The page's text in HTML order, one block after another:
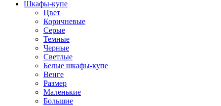
Шкафы-купе
Цвет
Коричневые
Серые
Темные
Черные
Светлые
Белые шкафы-купе
Венге
Размер
Маленькие
Большие